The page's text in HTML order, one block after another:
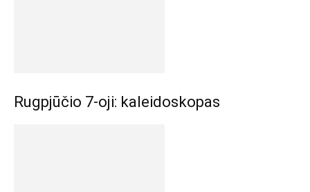
Rugpjūčio 7-oji: kaleidoskopas